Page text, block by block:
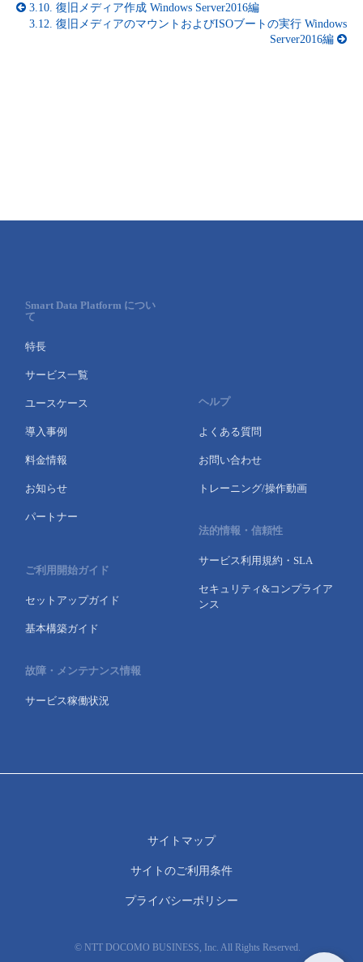
3.10. 復旧メディア作成 Windows Server2016編
3.12. 復旧メディアのマウントおよびISOブートの実行 Windows
Server2016編
Smart Data Platform につい
て
特長
サービス一覧
ユースケース
導入事例
料金情報
お知らせ
パートナー
ご利用開始ガイド
セットアップガイド
基本構築ガイド
故障・メンテナンス情報
サービス稼働状況
ヘルプ
よくある質問
お問い合わせ
トレーニング/操作動画
法的情報・信頼性
サービス利用規約・SLA
セキュリティ&コンプライア
ンス
© NTT DOCOMO BUSINESS, Inc. All Rights Reserved.
サイトマップ
サイトのご利用条件
プライバシーポリシー